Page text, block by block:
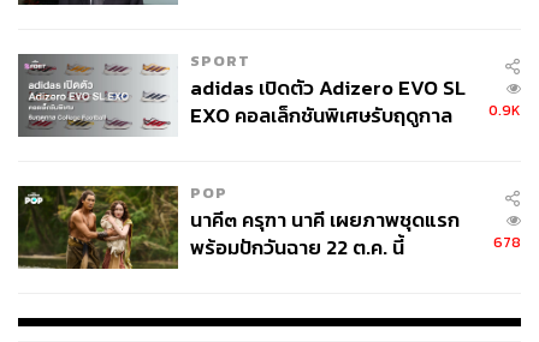
SPORT
adidas เปิดตัว Adizero EVO SL
EXO คอลเล็กชันพิเศษรับฤดูกาล
0.9K
POP
นาคี๓ ครุฑา นาคี เผยภาพชุดแรก
พร้อมปักวันฉาย 22 ต.ค. นี้
678